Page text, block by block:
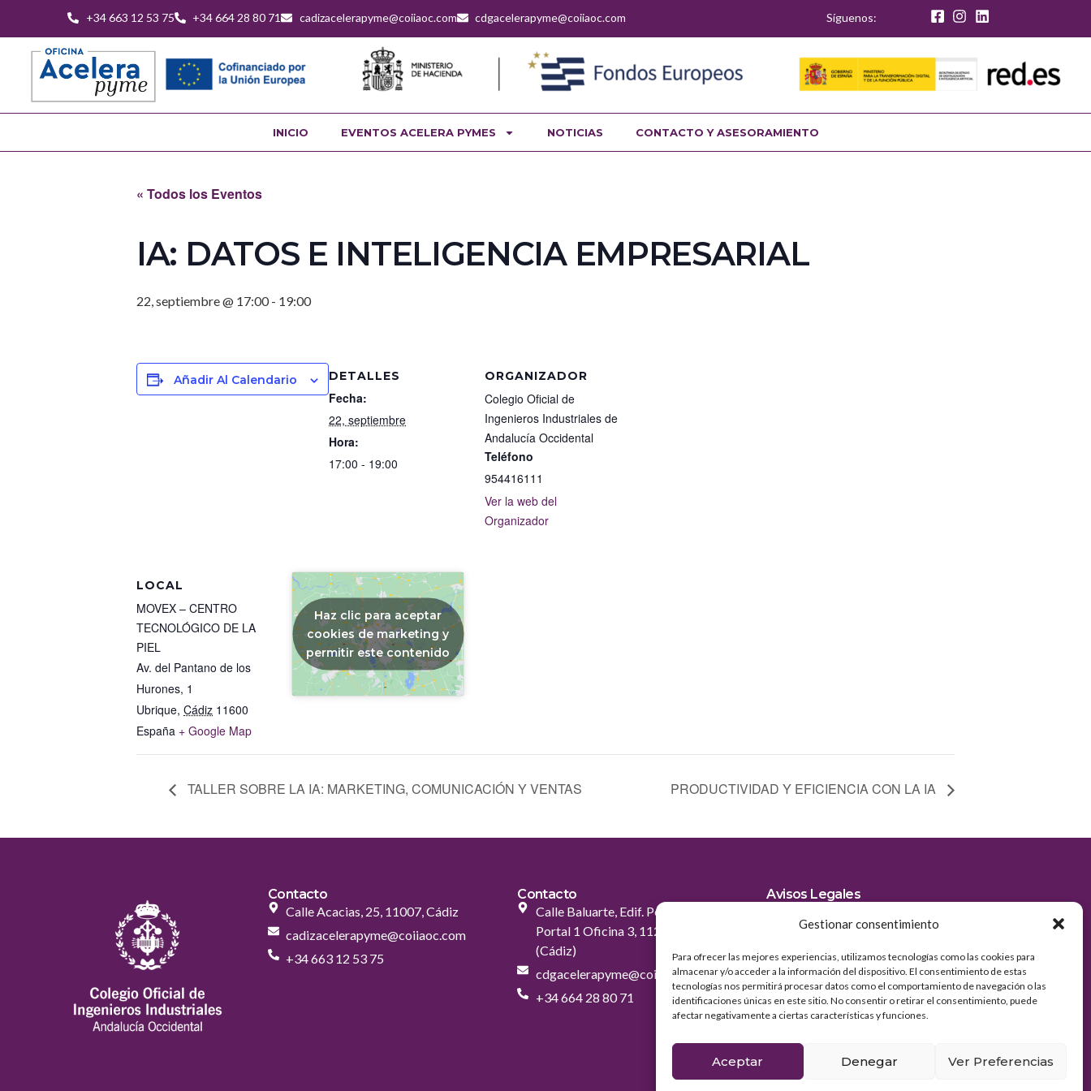
Gestionar consentimiento
Para ofrecer las mejores experiencias, utilizamos tecnologías como las cookies para
almacenar y/o acceder a la información del dispositivo. El consentimiento de estas
tecnologías nos permitirá procesar datos como el comportamiento de navegación o las
identificaciones únicas en este sitio. No consentir o retirar el consentimiento, puede
afectar negativamente a ciertas características y funciones.
Aceptar Denegar Ver Preferencias
+34 663 12 53 75 +34 664 28 80 71 cadizacelerapyme@coiiaoc.com cdgacelerapyme@coiiaoc.com Síguenos:
INICIO EVENTOS ACELERA PYMES NOTICIAS CONTACTO Y ASESORAMIENTO
« Todos los Eventos
IA: DATOS E INTELIGENCIA EMPRESARIAL
22, septiembre @ 17:00- 19:00
Añadir Al Calendario DETALLES
Fecha:
22, septiembre
Hora:
17:00 - 19:00
ORGANIZADOR
Colegio Oficial de
Ingenieros Industriales de
Andalucía Occidental
Teléfono
954416111
Ver la web del
Organizador
LOCAL
MOVEX – CENTRO
TECNOLÓGICO DE LA
PIEL
Av. del Pantano de los
Hurones, 1
Ubrique, Cádiz 11600
España + Google Map
Haz clic para aceptar
cookies de marketing y
permitir este contenido
TALLER SOBRE LA IA: MARKETING, COMUNICACIÓN Y VENTAS PRODUCTIVIDAD Y EFICIENCIA CON LA IA
Contacto
Calle Acacias, 25, 11007, Cádiz
cadizacelerapyme@coiiaoc.com
+34 663 12 53 75
Contacto
Calle Baluarte, Edif. Pérez Blázquez
Portal 1 Oficina 3, 11201, Algeciras
(Cádiz)
cdgacelerapyme@coiiaoc.com
+34 664 28 80 71
Avisos Legales
Política de Privacidad
Política de cookies